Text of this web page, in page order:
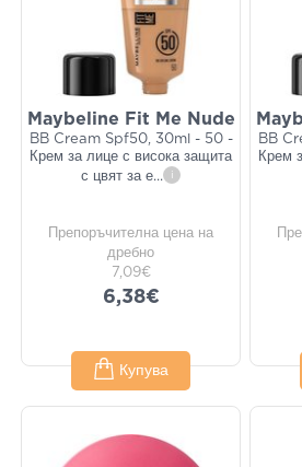
Maybeline Fit Me Nude
BB Cream Spf50, 30ml - 50 -
Крем за лице с висока защита
с цвят за е... i
Препоръчителна цена на
дребно
7,09€
6,38€
Купува
BB
Крем